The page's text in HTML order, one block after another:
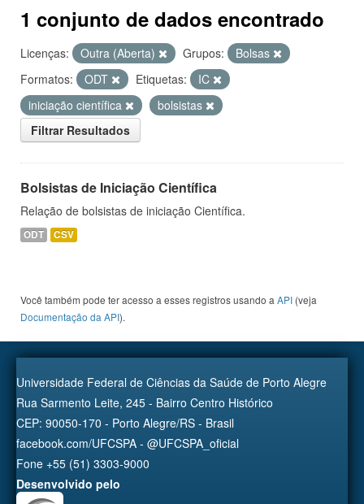
1 conjunto de dados encontrado
Licenças: Outra (Aberta) Grupos:
Bolsas
Formatos:
ODT Etiquetas:
IC
iniciação científica
bolsistas
Filtrar Resultados
Bolsistas de Iniciação Científica
Relação de bolsistas de iniciação Científica.
ODT CSV
Você também pode ter acesso a esses registros usando a API (veja
Documentação da API).
Universidade Federal de Ciências da Saúde de Porto Alegre
Rua Sarmento Leite, 245 - Bairro Centro Histórico
CEP: 90050-170 - Porto Alegre/RS - Brasil
facebook.com/UFCSPA - @UFCSPA_oficial
Fone +55 (51) 3303-9000
Desenvolvido pelo